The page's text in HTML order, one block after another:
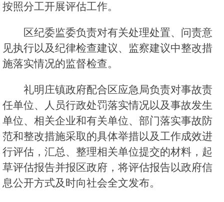
按照分工开展评估工作。
区纪委监委负责对有关处理处置、问责意
见执行以及纪律检查建议、监察建议中整改措
施落实情况的监督检查。
礼明庄镇政府配合区应急局负责对事故责
任单位、人员行政处罚落实情况以及事故发生
单位、相关企业和有关单位、部门落实事故防
范和整改措施采取的具体举措以及工作成效进
行评估，汇总、整理相关单位提交的材料，起
草评估报告并报区政府，将评估报告以政府信
息公开方式及时向社会全文发布。